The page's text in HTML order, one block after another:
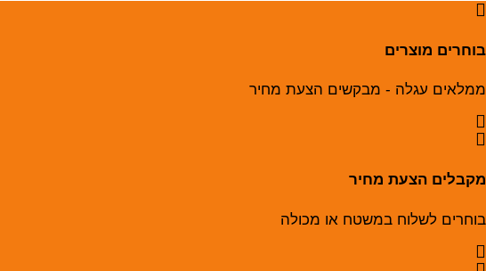
בוחרים מוצרים
ממלאים עגלה - מבקשים הצעת מחיר
מקבלים הצעת מחיר
בוחרים לשלוח במשטח או מכולה